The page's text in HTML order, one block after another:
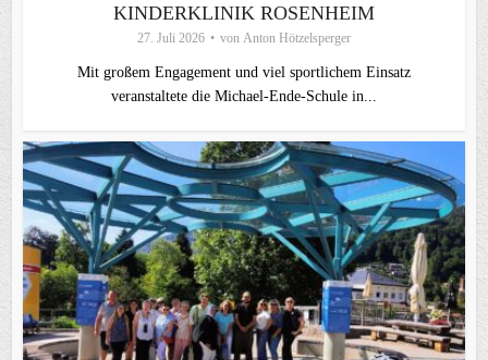
KINDERKLINIK ROSENHEIM
27. Juli 2026 von Anton Hötzelsperger
Mit großem Engagement und viel sportlichem Einsatz
veranstaltete die Michael-Ende-Schule in...